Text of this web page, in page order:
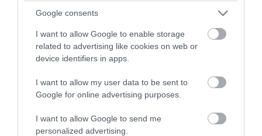
Google consents
I want to allow Google to enable storage
related to advertising like cookies on web or
device identifiers in apps.
I want to allow my user data to be sent to
Google for online advertising purposes.
I want to allow Google to send me
personalized advertising.
PRONEWS.GR /PROVOCATEUR